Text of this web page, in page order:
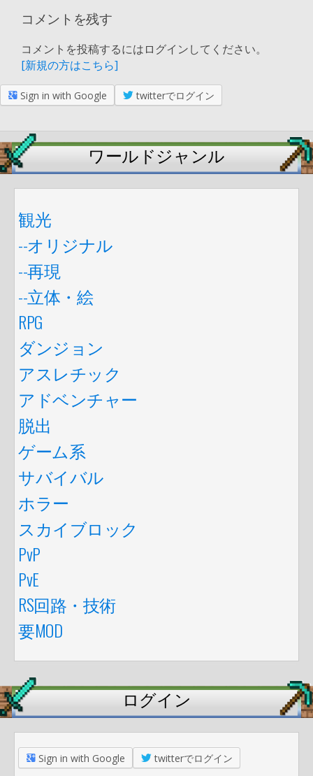
コメントを残す
コメントを投稿するにはログインしてください。
[新規の方はこちら]
Sign in with Google twitterでログイン
ワールドジャンル
観光
--オリジナル
--再現
--立体・絵
RPG
ダンジョン
アスレチック
アドベンチャー
脱出
ゲーム系
サバイバル
ホラー
スカイブロック
PvP
PvE
RS回路・技術
要MOD
ログイン
Sign in with Google twitterでログイン